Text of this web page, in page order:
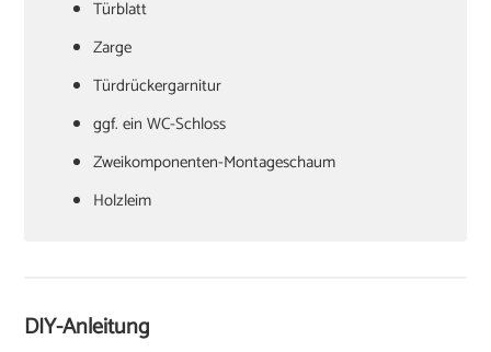
Türblatt
‏Zarge
Türdrückergarnitur
‏ggf. ein WC-Schloss
Zweikomponenten-Montageschaum
‏Holzleim
Papierschablone für Türdrückermontage
DIY-Anleitung